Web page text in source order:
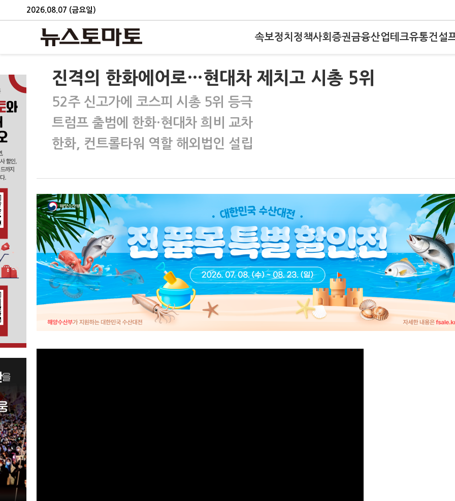
2026.08.07 (금요일)
속보정치 정책사회 증권금융산업테크유통건설
진격의 한화에어로…현대차 제치고 시총 5위
52주 신고가에 코스피 시총 5위 등극
트럼프 출범에 한화·현대차 희비 교차
한화, 컨트롤타워 역할 해외법인 설립